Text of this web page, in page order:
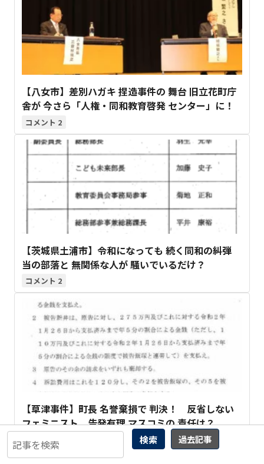
検索 過去記事
【八女市】差別ハガキ 捏造事件の 舞台 旧立花町庁
舎が 今さら「人権・同和教育啓発 センター」に！
2
【茨城県土浦市】令和になっても 続く同和の糾弾
当の部落と 無関係な人が 騒いでいるだけ？
2
【草津事件】町長 名誉棄損で 判決！ 反省しない
フェミニスト、告発有理 マスコミの 責任は？
1